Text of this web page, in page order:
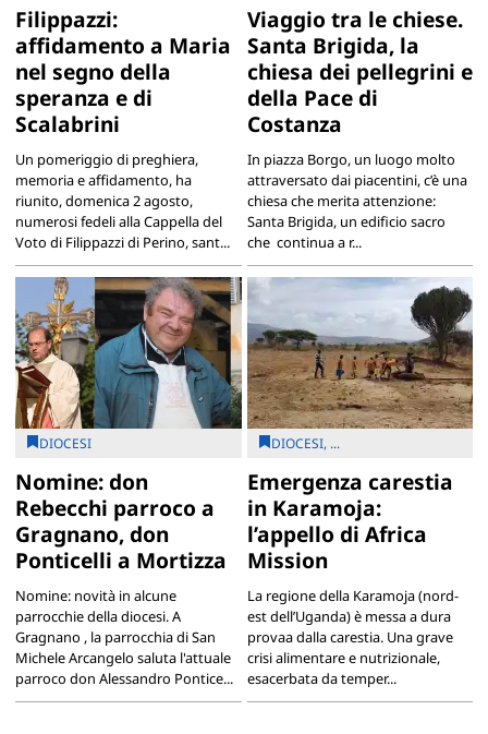
Filippazzi:
affidamento a Maria
nel segno della
speranza e di
Scalabrini
Un pomeriggio di preghiera,
memoria e affidamento, ha
riunito, domenica 2 agosto,
numerosi fedeli alla Cappella del
Voto di Filippazzi di Perino, sant...
Viaggio tra le chiese.
Santa Brigida, la
chiesa dei pellegrini e
della Pace di
Costanza
In piazza Borgo, un luogo molto
attraversato dai piacentini, c’è una
chiesa che merita attenzione:
Santa Brigida, un edificio sacro
che continua a r...
DIOCESI
Nomine: don
Rebecchi parroco a
Gragnano, don
Ponticelli a Mortizza
Nomine: novità in alcune
parrocchie della diocesi. A
Gragnano , la parrocchia di San
Michele Arcangelo saluta l'attuale
parroco don Alessandro Pontice...
DIOCESI, ...
Emergenza carestia
in Karamoja:
l’appello di Africa
Mission
La regione della Karamoja (nord-
est dell’Uganda) è messa a dura
provaa dalla carestia. Una grave
crisi alimentare e nutrizionale,
esacerbata da temper...